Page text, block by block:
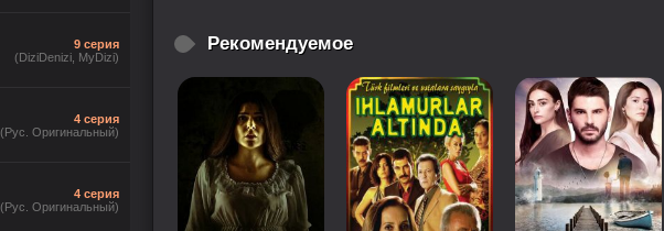
Рекомендуемое
9 серия
(DiziDenizi, MyDizi)
4 серия
(Рус. Оригинальный)
4 серия
(Рус. Оригинальный)